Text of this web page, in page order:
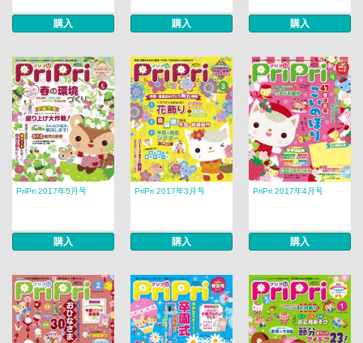
購入 購入 購入
PriPri 2017年5月号
購入
PriPri 2017年3月号
購入
PriPri 2017年4月号
購入